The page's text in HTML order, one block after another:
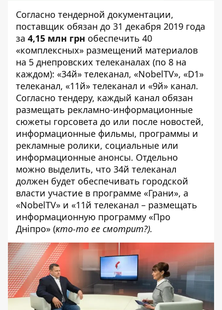
Согласно тендерной документации,
поставщик обязан до 31 декабря 2019 года
за 4,15 млн грн обеспечить 40
«комплексных» размещений материалов
на 5 днепровских телеканалах (по 8 на
каждом): «34й» телеканал, «NobelTV», «D1»
телеканал, «11й» телеканал и «9й» канал.
Согласно тендеру, каждый канал обязан
размещать рекламно-информационные
сюжеты горсовета до или после новостей,
информационные фильмы, программы и
рекламные ролики, социальные или
информационные анонсы. Отдельно
можно выделить, что 34й телеканал
должен будет обеспечивать городской
власти участие в программе «Грани», а
«NobelTV» и «11й телеканал – размещать
информационную программу «Про
Дніпро» (кто-то ее смотрит?).